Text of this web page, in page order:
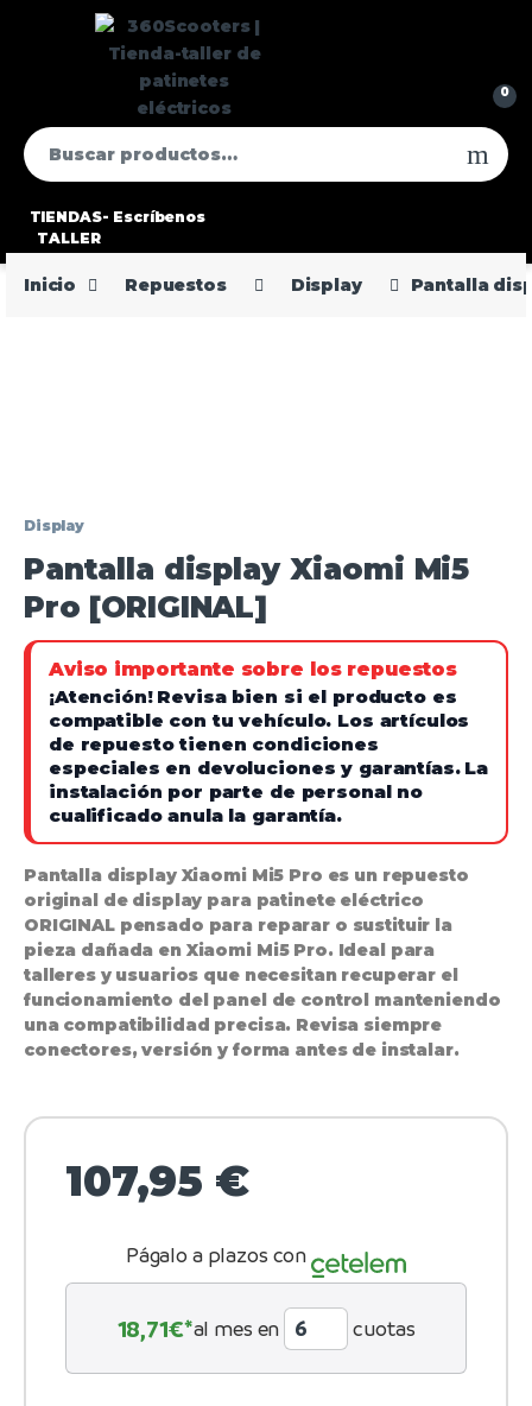
0
TIENDAS-
TALLER
Escríbenos
Inicio Repuestos Display Pantalla
Display
Pantalla display Xiaomi Mi5
Pro [ORIGINAL]
Aviso importante sobre los repuestos
¡Atención! Revisa bien si el producto es
compatible con tu vehículo. Los artículos
de repuesto tienen condiciones
especiales en devoluciones y garantías. La
instalación por parte de personal no
cualificado anula la garantía.
Pantalla display Xiaomi Mi5 Pro es un repuesto
original de display para patinete eléctrico
ORIGINAL pensado para reparar o sustituir la
pieza dañada en Xiaomi Mi5 Pro. Ideal para
talleres y usuarios que necesitan recuperar el
funcionamiento del panel de control manteniendo
una compatibilidad precisa. Revisa siempre
conectores, versión y forma antes de instalar.
107,95 €
Págalo a plazos con
18,71€*al mes en cuotas